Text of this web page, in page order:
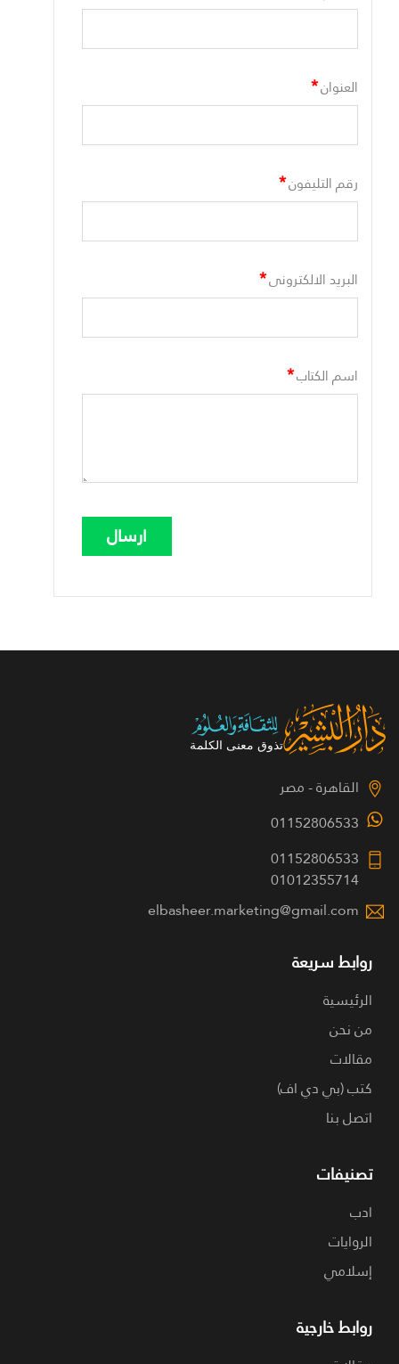
العنوان*
رقم التليفون*
البريد الالكترونى*
اسم الكتاب*
القاهرة - مصر
01152806533
01152806533
01012355714
elbasheer.marketing@gmail.com
روابط سريعة
الرئيسية
من نحن
مقالات
كتب (بي دي اف)
اتصل بنا
تصنيفات
ادب
الروايات
إسلامي
روابط خارجية